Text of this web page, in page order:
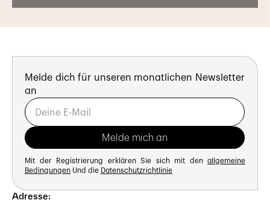
Melde dich für unseren monatlichen Newsletter
an
Mit der Registrierung erklären Sie sich mit den allgemeine
Bedingungen Und die Datenschutzrichtlinie
Adresse: